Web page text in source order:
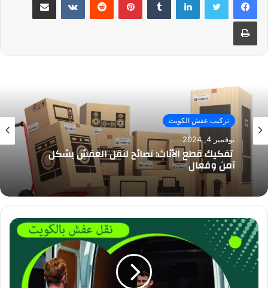
طباعة
تركيب عفش الكويت
نوفمبر 4, 2024
تفكيك قطع الأثاث: نصائح لنقل العفش بشكل
آمن وفعال